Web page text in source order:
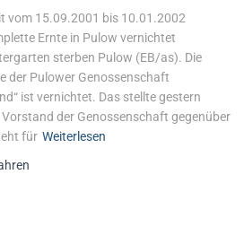
vom 15.09.2001 bis 10.01.2002
Ernte in Pulow vernichtet
sterben Pulow (EB/as). Die
der Pulower Genossenschaft
ist vernichtet. Das stellte gestern
der Genossenschaft gegenüber
für Weiterlesen